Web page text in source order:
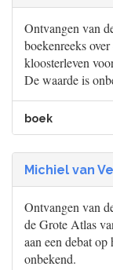
Ontvangen van
boekenreeks
kloosterleven
De waarde is
boek
Michiel van
Ontvangen van
de Grote Atlas
aan een debat
onbekend.